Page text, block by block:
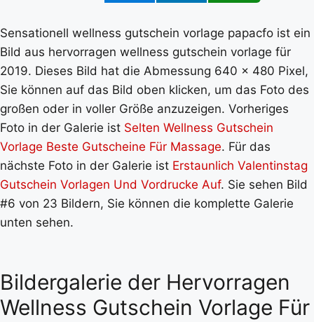
Sensationell wellness gutschein vorlage papacfo ist ein
Bild aus hervorragen wellness gutschein vorlage für
2019. Dieses Bild hat die Abmessung 640 x 480 Pixel,
Sie können auf das Bild oben klicken, um das Foto des
großen oder in voller Größe anzuzeigen. Vorheriges
Foto in der Galerie ist Selten Wellness Gutschein
Vorlage Beste Gutscheine Für Massage. Für das
nächste Foto in der Galerie ist Erstaunlich Valentinstag
Gutschein Vorlagen Und Vordrucke Auf. Sie sehen Bild
#6 von 23 Bildern, Sie können die komplette Galerie
unten sehen.
Bildergalerie der Hervorragen
Wellness Gutschein Vorlage Für